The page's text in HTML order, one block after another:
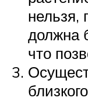
нельзя,
должна
что